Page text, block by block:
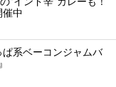
催中
系ベーコンジャムバ